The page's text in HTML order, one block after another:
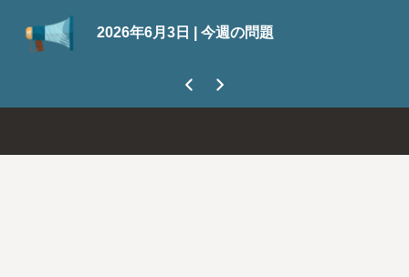
題
今なら300ドル節約できます。